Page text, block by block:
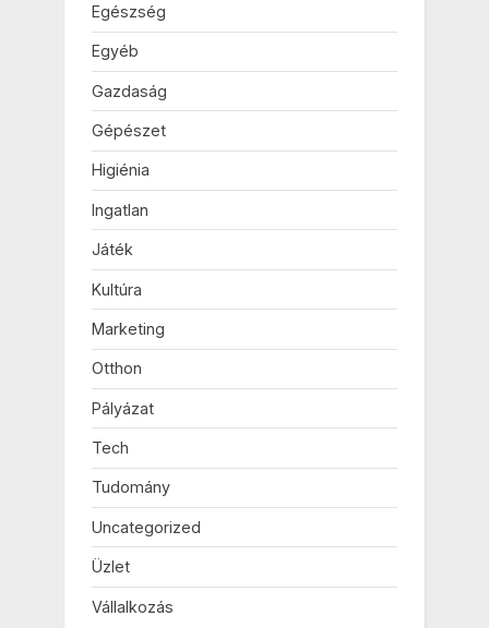
Egészség
Egyéb
Gazdaság
Gépészet
Higiénia
Ingatlan
Játék
Kultúra
Marketing
Otthon
Pályázat
Tech
Tudomány
Uncategorized
Üzlet
Vállalkozás